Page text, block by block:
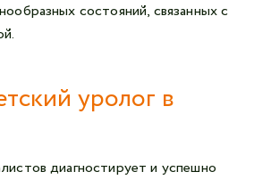
состояний, связанных с
уролог в
диагностирует и успешно